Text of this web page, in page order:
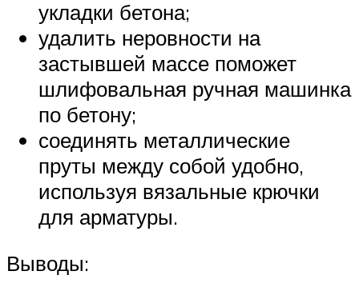
укладки бетона;
удалить неровности на
застывшей массе поможет
шлифовальная ручная машинка
по бетону;
соединять металлические
пруты между собой удобно,
используя вязальные крючки
для арматуры.
Выводы: